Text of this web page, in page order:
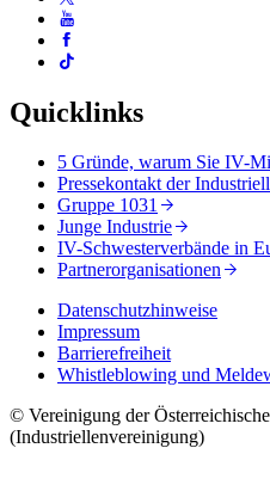
Quicklinks
5 Gründe, warum Sie IV-
Pressekontakt der
Gruppe 1031
Junge Industrie
IV-Schwesterverbände in
Partnerorganisationen
Datenschutzhinweise
Impressum
Barrierefreiheit
Whistleblowing und
© Vereinigung der
(Industriellenvereinigung)